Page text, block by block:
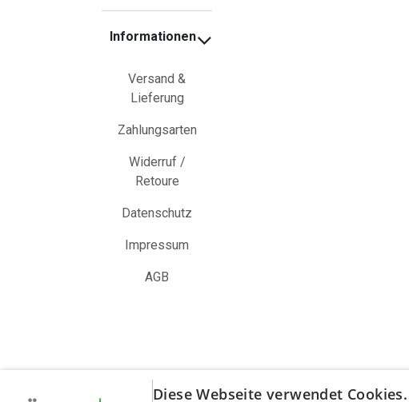
Informationen
Versand &
Lieferung
Zahlungsarten
Widerruf /
Retoure
Datenschutz
Impressum
AGB
Diese Webseite verwendet Cookies.